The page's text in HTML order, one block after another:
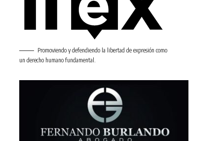
Promoviendo y defendiendo la libertad de expresión como
un derecho humano fundamental.